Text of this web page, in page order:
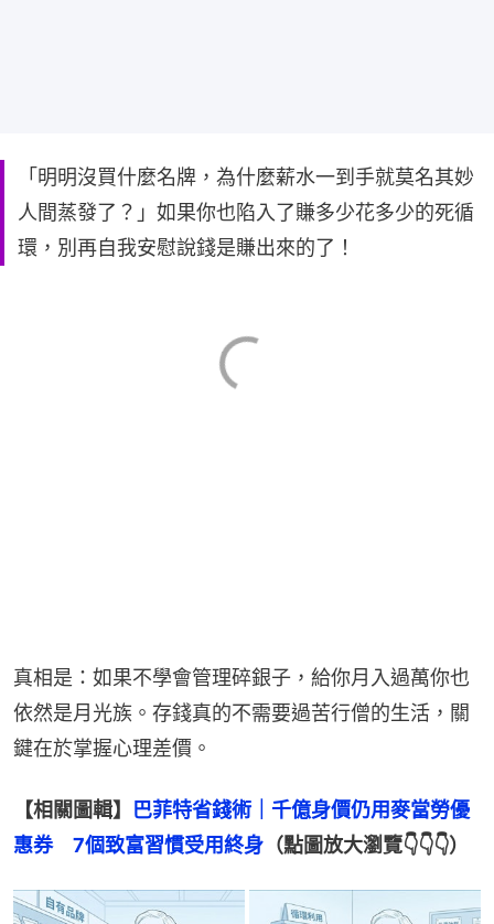
「明明沒買什麼名牌，為什麼薪水一到手就莫名其妙
人間蒸發了？」如果你也陷入了賺多少花多少的死循
環，別再自我安慰說錢是賺出來的了！
真相是：如果不學會管理碎銀子，給你月入過萬你也
依然是月光族。存錢真的不需要過苦行僧的生活，關
鍵在於掌握心理差價。
【相關圖輯】 巴菲特省錢術｜千億身價仍用麥當勞優
惠券　7個致富習慣受用終身 （點圖放大瀏覽👇👇👇）